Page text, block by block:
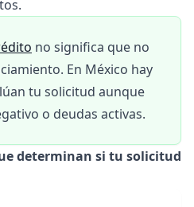
no significa que no
En México hay
tu solicitud aunque
o deudas activas.
determinan si tu solicitud